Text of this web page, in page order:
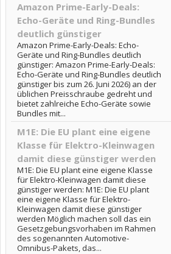
Amazon Prime-Early-Deals:
Echo-Geräte und Ring-Bundles
deutlich günstiger
Amazon Prime-Early-Deals: Echo-
Geräte und Ring-Bundles deutlich
günstiger: Amazon Prime-Early-Deals:
Echo-Geräte und Ring-Bundles deutlich
günstiger bis zum 26. Juni 2026) an der
üblichen Preisschraube gedreht und
bietet zahlreiche Echo-Geräte sowie
Bundles mit...
M1E: Die EU plant eine eigene
Klasse für Elektro-Kleinwagen
damit diese günstiger werden
M1E: Die EU plant eine eigene Klasse
für Elektro-Kleinwagen damit diese
günstiger werden: M1E: Die EU plant
eine eigene Klasse für Elektro-
Kleinwagen damit diese günstiger
werden Möglich machen soll das ein
Gesetzgebungsvorhaben im Rahmen
des sogenannten Automotive-
Omnibus-Pakets, das...